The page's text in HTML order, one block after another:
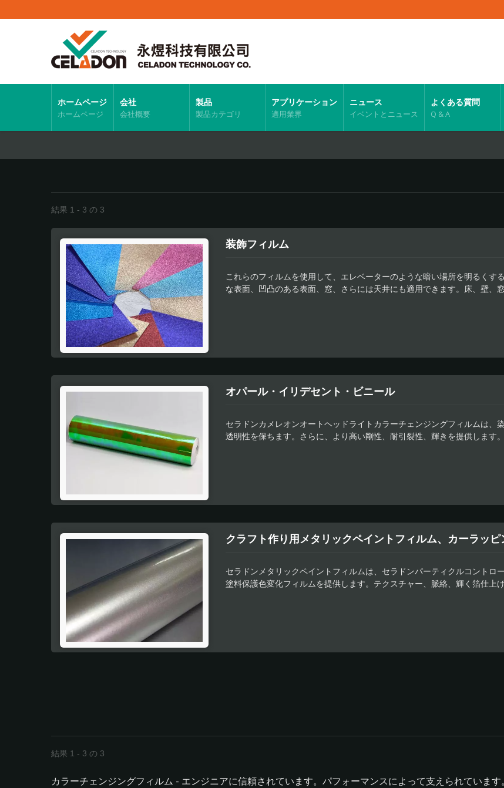
ホームページ
ホームページ
会社
会社概要
製品
製品カテゴリ
アプリケーション
適用業界
ニュース
イベントとニュース
よくある質問
Q & A
結果 1 - 3 の 3
装飾フィルム
これらのフィルムを使用して、エレベーターのような暗い場所を明るくす
な表面、凹凸のある表面、窓、さらには天井にも適用できます。床、壁、
オパール・イリデセント・ビニール
セラドンカメレオンオートヘッドライトカラーチェンジングフィルムは、
透明性を保ちます。さらに、より高い剛性、耐引裂性、輝きを提供しま
クラフト作り用メタリックペイントフィルム、カーラッピ
セラドンメタリックペイントフィルムは、セラドンパーティクルコントロ
塗料保護色変化フィルムを提供します。テクスチャー、脈絡、輝く箔仕上
結果 1 - 3 の 3
カラーチェンジングフィルム - エンジニアに信頼されています。パフォーマンスによって支えられています。